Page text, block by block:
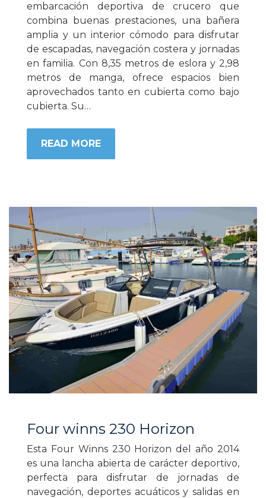
embarcación deportiva de crucero que
combina buenas prestaciones, una bañera
amplia y un interior cómodo para disfrutar
de escapadas, navegación costera y jornadas
en familia. Con 8,35 metros de eslora y 2,98
metros de manga, ofrece espacios bien
aprovechados tanto en cubierta como bajo
cubierta. Su…
READ MORE
Four winns 230 Horizon
Esta Four Winns 230 Horizon del año 2014
es una lancha abierta de carácter deportivo,
perfecta para disfrutar de jornadas de
navegación, deportes acuáticos y salidas en